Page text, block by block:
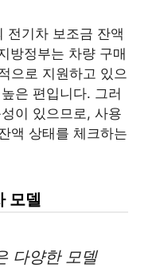
전기차 보조금 잔액
방정부는 차량 구매
으로 지원하고 있으
은 편입니다. 그러
이 있으므로, 사용
액 상태를 체크하는
모델
다양한 모델